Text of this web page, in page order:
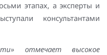
этапах, а эксперты и
консультантами
отмечает высокое